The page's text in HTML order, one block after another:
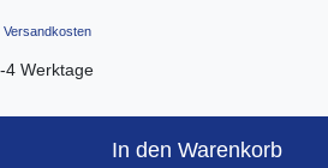
Versandkosten
4 Werktage
In den Warenkorb